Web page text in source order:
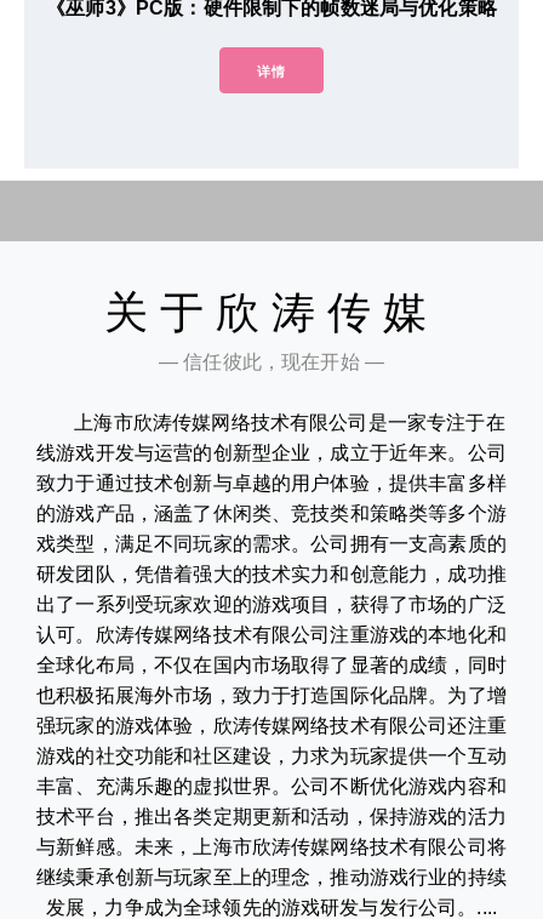
《巫师3》PC版：硬件限制下的帧数迷局与优化策略
详情
关于欣涛传媒
— 信任彼此，现在开始 —
上海市欣涛传媒网络技术有限公司是一家专注于在
线游戏开发与运营的创新型企业，成立于近年来。公司
致力于通过技术创新与卓越的用户体验，提供丰富多样
的游戏产品，涵盖了休闲类、竞技类和策略类等多个游
戏类型，满足不同玩家的需求。公司拥有一支高素质的
研发团队，凭借着强大的技术实力和创意能力，成功推
出了一系列受玩家欢迎的游戏项目，获得了市场的广泛
认可。欣涛传媒网络技术有限公司注重游戏的本地化和
全球化布局，不仅在国内市场取得了显著的成绩，同时
也积极拓展海外市场，致力于打造国际化品牌。为了增
强玩家的游戏体验，欣涛传媒网络技术有限公司还注重
游戏的社交功能和社区建设，力求为玩家提供一个互动
丰富、充满乐趣的虚拟世界。公司不断优化游戏内容和
技术平台，推出各类定期更新和活动，保持游戏的活力
与新鲜感。未来，上海市欣涛传媒网络技术有限公司将
继续秉承创新与玩家至上的理念，推动游戏行业的持续
发展，力争成为全球领先的游戏研发与发行公司。....